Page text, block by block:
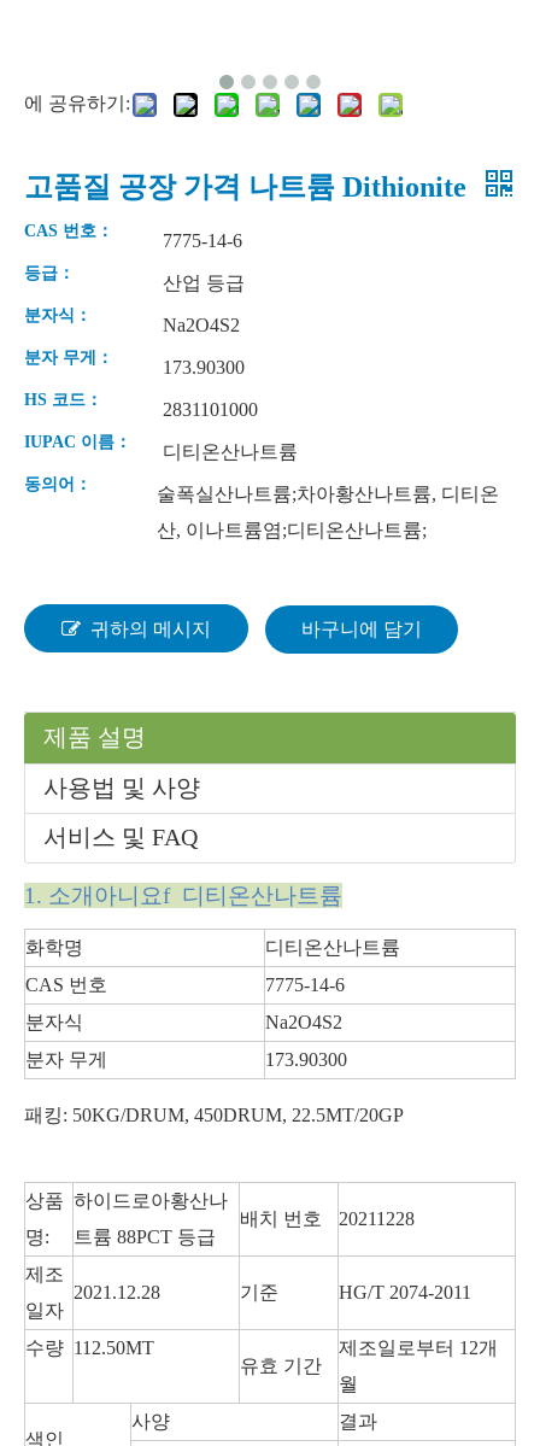
황산제일철 칠수화물
무수메타규산나트륨
무수 황산구리
탄산 수소 나트륨 52% 비료 황산칼륨(입상 및 분말)
에 공유하기:
고품질 공장 가격 나트륨 Dithionite
CAS 번호： 7775-14-6
등급： 산업 등급
분자식： Na2O4S2
분자 무게： 173.90300
HS 코드： 2831101000
IUPAC 이름： 디티온산나트륨
동의어：
술폭실산나트륨;차아황산나트륨, 디티온
산, 이나트륨염;디티온산나트륨;
귀하의 메시지 바구니에 담기
제품 설명
사용법 및 사양
서비스 및 FAQ
1. 소개아니요f 디티온산나트륨
화학명
디티온산나트륨
CAS 번호
7775-14-6
분자식
Na2O4S2
분자 무게
173.90300
패킹: 50KG/DRUM, 450DRUM, 22.5MT/20GP
상품
명:
하이드로아황산나
트륨 88PCT 등급
배치 번호 20211228
제조
일자
2021.12.28 기준 HG/T 2074-2011
수량 112.50MT
유효 기간
제조일로부터 12개
월
색인
사양 결과